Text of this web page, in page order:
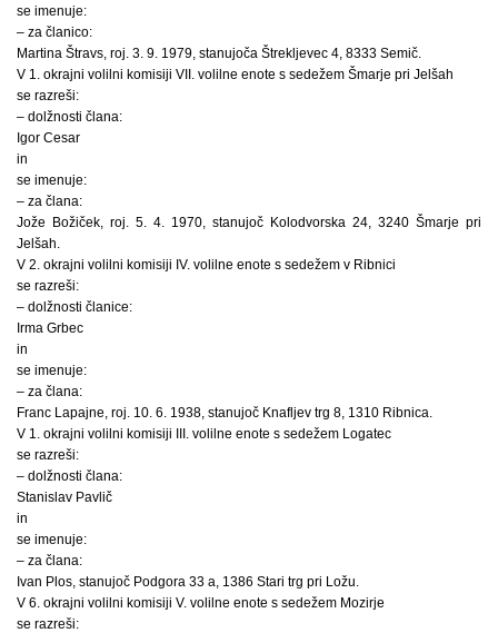
se imenuje:
– za članico:
Martina Štravs, roj. 3. 9. 1979, stanujoča Štrekljevec 4, 8333 Semič.
V 1. okrajni volilni komisiji VII. volilne enote s sedežem Šmarje pri Jelšah
se razreši:
– dolžnosti člana:
Igor Cesar
in
se imenuje:
– za člana:
Jože Božiček, roj. 5. 4. 1970, stanujoč Kolodvorska 24, 3240 Šmarje pri
Jelšah.
V 2. okrajni volilni komisiji IV. volilne enote s sedežem v Ribnici
se razreši:
– dolžnosti članice:
Irma Grbec
in
se imenuje:
– za člana:
Franc Lapajne, roj. 10. 6. 1938, stanujoč Knafljev trg 8, 1310 Ribnica.
V 1. okrajni volilni komisiji III. volilne enote s sedežem Logatec
se razreši:
– dolžnosti člana:
Stanislav Pavlič
in
se imenuje:
– za člana:
Ivan Plos, stanujoč Podgora 33 a, 1386 Stari trg pri Ložu.
V 6. okrajni volilni komisiji V. volilne enote s sedežem Mozirje
se razreši: